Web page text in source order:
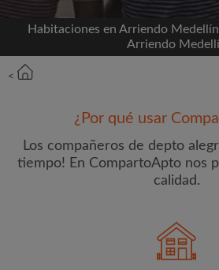
O
Habitaciones en Arriendo
Arriendo
<
¿Por qué usar
Los compañeros de depto
tiempo! En CompartoApto nos
calidad.